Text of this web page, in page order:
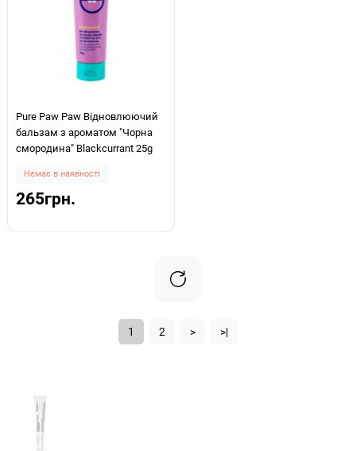
Pure Paw Paw Відновлюючий
бальзам з ароматом "Чорна
смородина" Blackcurrant 25g
Немає в наявності
265грн.
1 2 > >|